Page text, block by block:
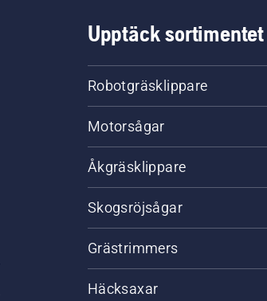
Upptäck sortimentet
Robotgräsklippare
Motorsågar
Åkgräsklippare
Skogsröjsågar
Grästrimmers
Häcksaxar